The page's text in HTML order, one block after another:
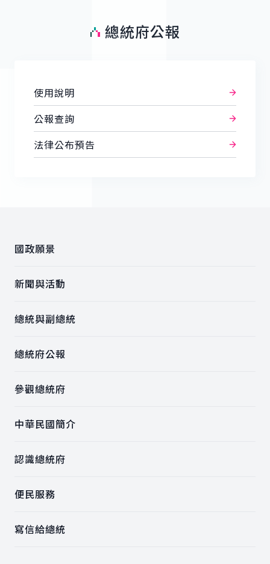
總統府公報
使用說明
公報查詢
法律公布預告
國政願景
新聞與活動
總統與副總統
總統府公報
參觀總統府
中華民國簡介
認識總統府
便民服務
寫信給總統